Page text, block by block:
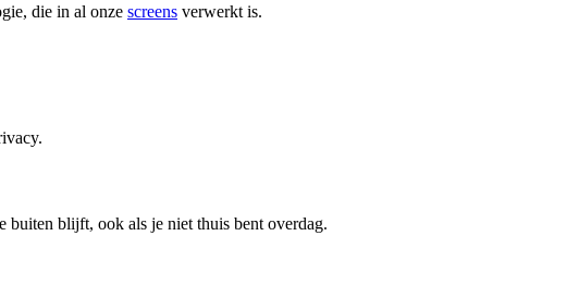
die in al onze screens verwerkt is.
buiten blijft, ook als je niet thuis bent overdag.